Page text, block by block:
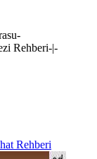
Rehberi-|-